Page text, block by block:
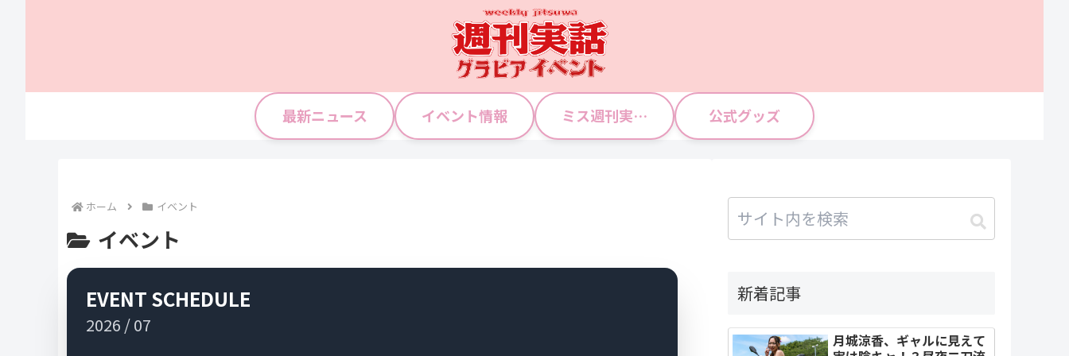
最新ニュース イベント情報 ミス週刊実話 WJガールズ 公式グッズ
ホーム イベント
イベント
EVENT SCHEDULE
2026 / 07
新着記事
月城涼香、ギャルに見えて